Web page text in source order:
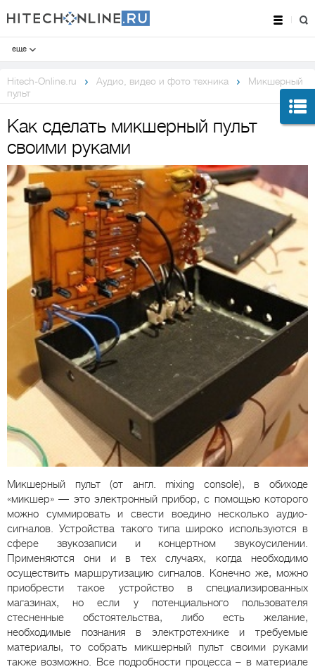
еще
Hitech-Online.ru Аудио, видео и фото техника
Микшерный
пульт
Как сделать микшерный пульт
своими руками
Микшерный пульт (от англ. mixing console), в обиходе
«микшер» — это электронный прибор, с помощью которого
можно суммировать и свести воедино несколько аудио-
сигналов. Устройства такого типа широко используются в
сфере звукозаписи и концертном звукоусилении.
Применяются они и в тех случаях, когда необходимо
осуществить маршрутизацию сигналов. Конечно же, можно
приобрести такое устройство в специализированных
магазинах, но если у потенциального пользователя
стесненные обстоятельства, либо есть желание,
необходимые познания в электротехнике и требуемые
материалы, то собрать микшерный пульт своими руками
также возможно. Все подробности процесса – в материале